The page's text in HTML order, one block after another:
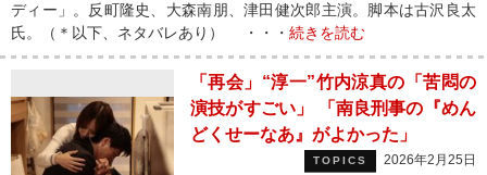
ディー」。反町隆史、大森南朋、津田健次郎主演。脚本は古沢良太
氏。（＊以下、ネタバレあり） ・・・ 続きを読む
「再会」“淳一”竹内涼真の「苦悶の
演技がすごい」 「南良刑事の『めん
どくせーなあ』がよかった」
TOPICS 2026年2月25日